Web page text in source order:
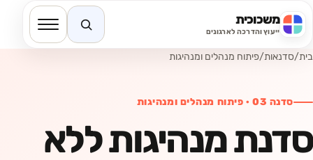
משכוכית
ייעוץ והדרכה לארגוניםחיפוש באתר
בית/סדנאות/פיתוח מנהלים ומנהיגות
סדנה 03
· פיתוח מנהלים ומנהיגות
סדנת מנהיגות ללא